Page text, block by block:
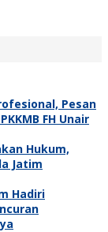
Pesan
FH Unair
Hukum,
Jatim
Hadiri